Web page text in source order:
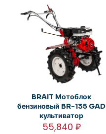
BRAIT Мотоблок
бензиновый BR-135 GAD
культиватор
55,840 ₽